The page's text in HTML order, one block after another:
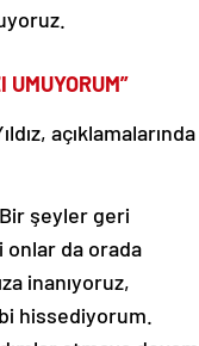
açıklamalarında
Bir şeyler geri
da orada
inanıyoruz,
hissediyorum.